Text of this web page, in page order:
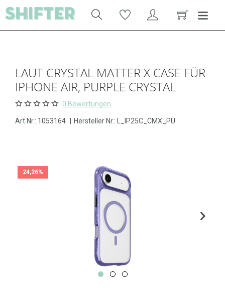
LAUT CRYSTAL MATTER X CASE FÜR
IPHONE AIR, PURPLE CRYSTAL
0 Bewertungen
Art.Nr.: 1053164 Hersteller Nr.: L_IP25C_CMX_PU
24,26%